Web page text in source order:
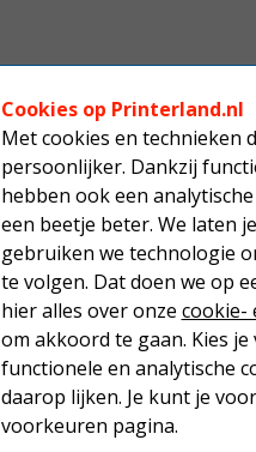
Cookies op Printerland.nl
Met cookies en technieken
persoonlijker. Dankzij
hebben ook een
een beetje beter. We laten
gebruiken we technologie
te volgen. Dat doen we op
hier alles over onze cookie-
om akkoord te gaan. Kies
functionele en analytische
daarop lijken. Je kunt je
voorkeuren pagina.